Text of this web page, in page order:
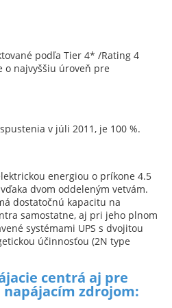
podľa Tier 4* /Rating 4
najvyššiu úroveň pre
v júli 2011, je 100 %.
energiou o príkone 4.5
dvom oddeleným vetvám.
dostatočnú kapacitu na
samostatne, aj pri jeho plnom
systémami UPS s dvojitou
účinnosťou (2N type
centrá aj pre
zdrojom: